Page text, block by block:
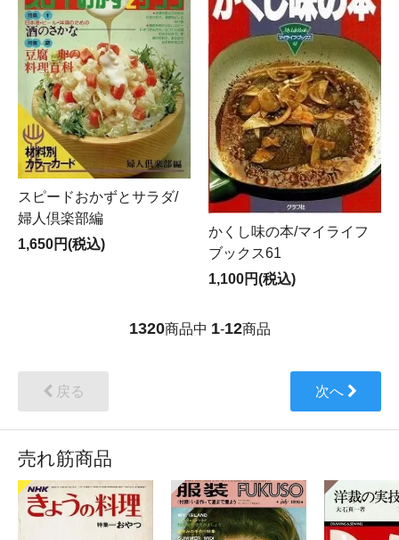
スピードおかずとサラダ/
婦人倶楽部編
1,650円(税込)
かくし味の本/マイライフ
ブックス61
1,100円(税込)
1320商品中 1-12商品
戻る 次へ
売れ筋商品